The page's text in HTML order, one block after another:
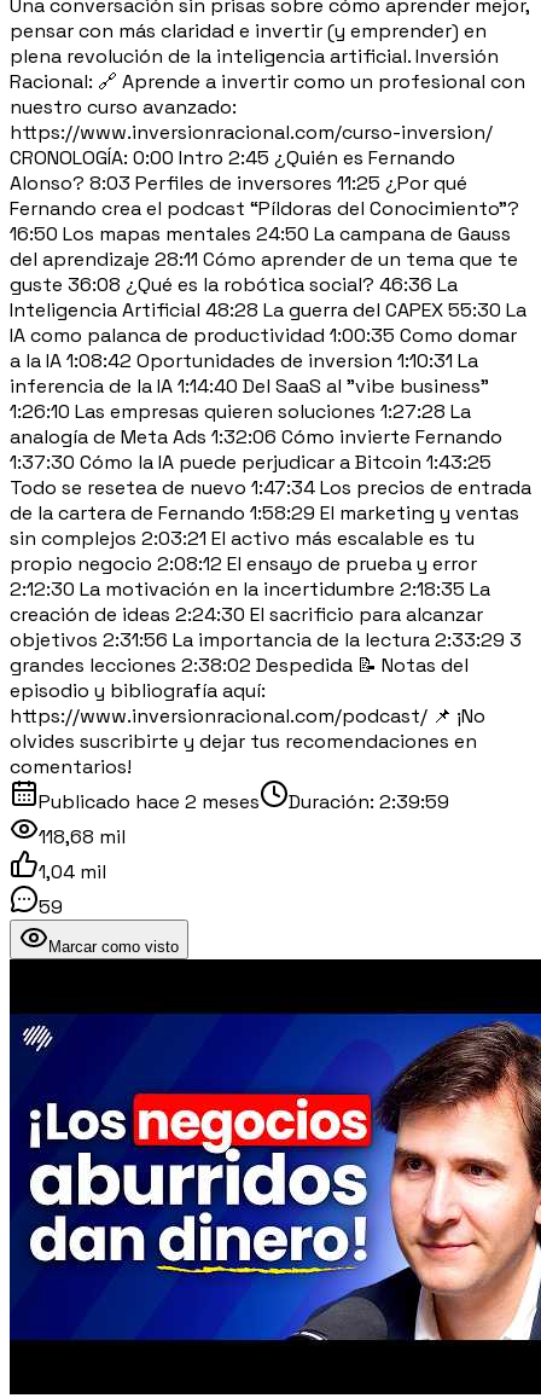
Una conversación sin prisas sobre cómo aprender mejor,
pensar con más claridad e invertir (y emprender) en
plena revolución de la inteligencia artificial. Inversión
Racional: 🔗 Aprende a invertir como un profesional con
nuestro curso avanzado:
https://www.inversionracional.com/curso-inversion/
CRONOLOGÍA: 0:00 Intro 2:45 ¿Quién es Fernando
Alonso? 8:03 Perfiles de inversores 11:25 ¿Por qué
Fernando crea el podcast “Píldoras del Conocimiento”?
16:50 Los mapas mentales 24:50 La campana de Gauss
del aprendizaje 28:11 Cómo aprender de un tema que te
guste 36:08 ¿Qué es la robótica social? 46:36 La
Inteligencia Artificial 48:28 La guerra del CAPEX 55:30 La
IA como palanca de productividad 1:00:35 Como domar
a la IA 1:08:42 Oportunidades de inversion 1:10:31 La
inferencia de la IA 1:14:40 Del SaaS al "vibe business"
1:26:10 Las empresas quieren soluciones 1:27:28 La
analogía de Meta Ads 1:32:06 Cómo invierte Fernando
1:37:30 Cómo la IA puede perjudicar a Bitcoin 1:43:25
Todo se resetea de nuevo 1:47:34 Los precios de entrada
de la cartera de Fernando 1:58:29 El marketing y ventas
sin complejos 2:03:21 El activo más escalable es tu
propio negocio 2:08:12 El ensayo de prueba y error
2:12:30 La motivación en la incertidumbre 2:18:35 La
creación de ideas 2:24:30 El sacrificio para alcanzar
objetivos 2:31:56 La importancia de la lectura 2:33:29 3
grandes lecciones 2:38:02 Despedida 📝 Notas del
episodio y bibliografía aquí:
https://www.inversionracional.com/podcast/ 📌 ¡No
olvides suscribirte y dejar tus recomendaciones en
comentarios!
Publicado hace 2 meses Duración: 2:39:59
118,68 mil
1,04 mil
59
Marcar como visto